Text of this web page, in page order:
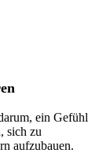
ein Gefühl
sich zu
aufzubauen.